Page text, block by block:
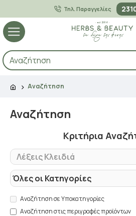
Τηλ. Παραγγελίες
Αναζήτηση
Αναζήτηση
Κριτήρια
Αναζήτηση σε Υποκατηγορίες
Αναζήτηση στις περιγραφές προϊόντων